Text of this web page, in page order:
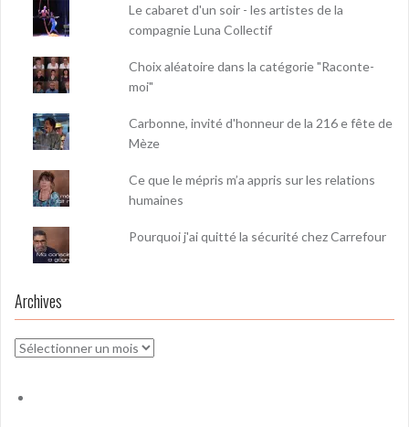
Le cabaret d'un soir - les artistes de la
compagnie Luna Collectif
Choix aléatoire dans la catégorie "Raconte-
moi"
Carbonne, invité d'honneur de la 216 e fête de
Mèze
Ce que le mépris m’a appris sur les relations
humaines
Pourquoi j'ai quitté la sécurité chez Carrefour
Archives
Archives